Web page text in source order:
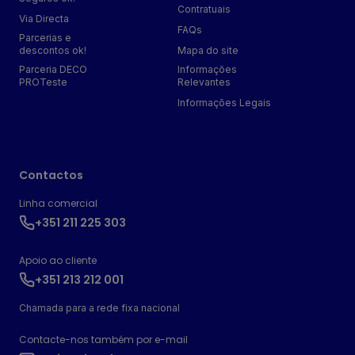
Via Directa
Parcerias e
descontos ok!
Parceria DECO
PROTeste
Contratuais
FAQs
Mapa do site
Informações
Relevantes
Informações Legais
Contactos
Linha comercial
+351 211 225 303
Apoio ao cliente
+351 213 212 001
Chamada para a rede fixa nacional
Contacte-nos também por e-mail